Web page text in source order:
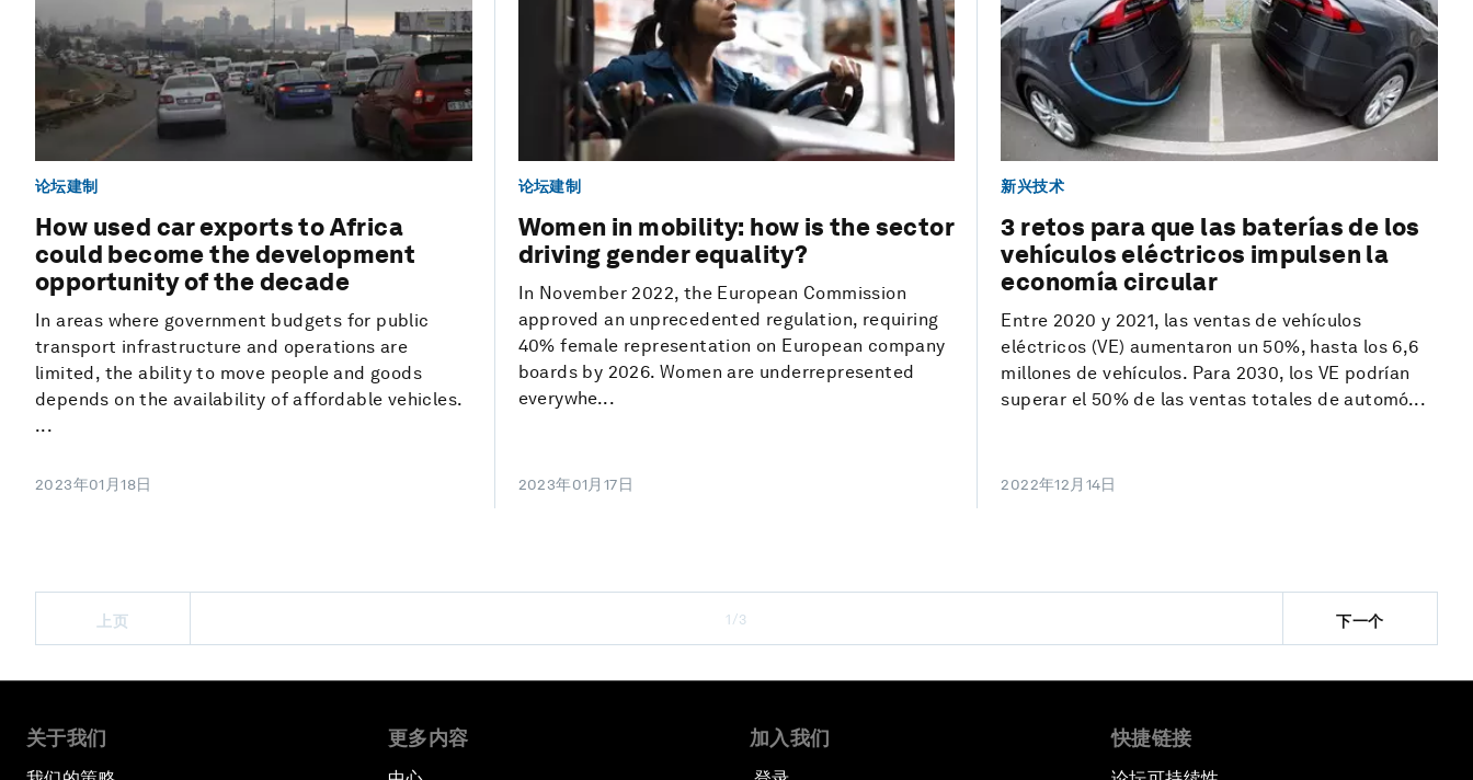
论坛建制
How used car exports to Africa
could become the development
opportunity of the decade
In areas where government budgets for public
transport infrastructure and operations are
limited, the ability to move people and goods
depends on the availability of affordable vehicles.
...
2023年01月18日
论坛建制
Women in mobility: how is the sector
driving gender equality?
In November 2022, the European Commission
approved an unprecedented regulation, requiring
40% female representation on European company
boards by 2026. Women are underrepresented
everywhe...
2023年01月17日
新兴技术
3 retos para que las baterías de los
vehículos eléctricos impulsen la
economía circular
Entre 2020 y 2021, las ventas de vehículos
eléctricos (VE) aumentaron un 50%, hasta los 6,6
millones de vehículos. Para 2030, los VE podrían
superar el 50% de las ventas totales de automó...
2022年12月14日
上页 1/3 下一个
关于我们 更多内容 加入我们 快捷链接